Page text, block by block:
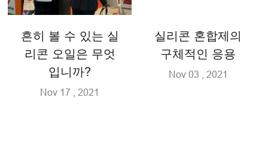
흔히 볼 수 있는 실
리콘 오일은 무엇
입니까?
Nov 17 , 2021
실리콘 혼합제의
구체적인 응용
Nov 03 , 2021